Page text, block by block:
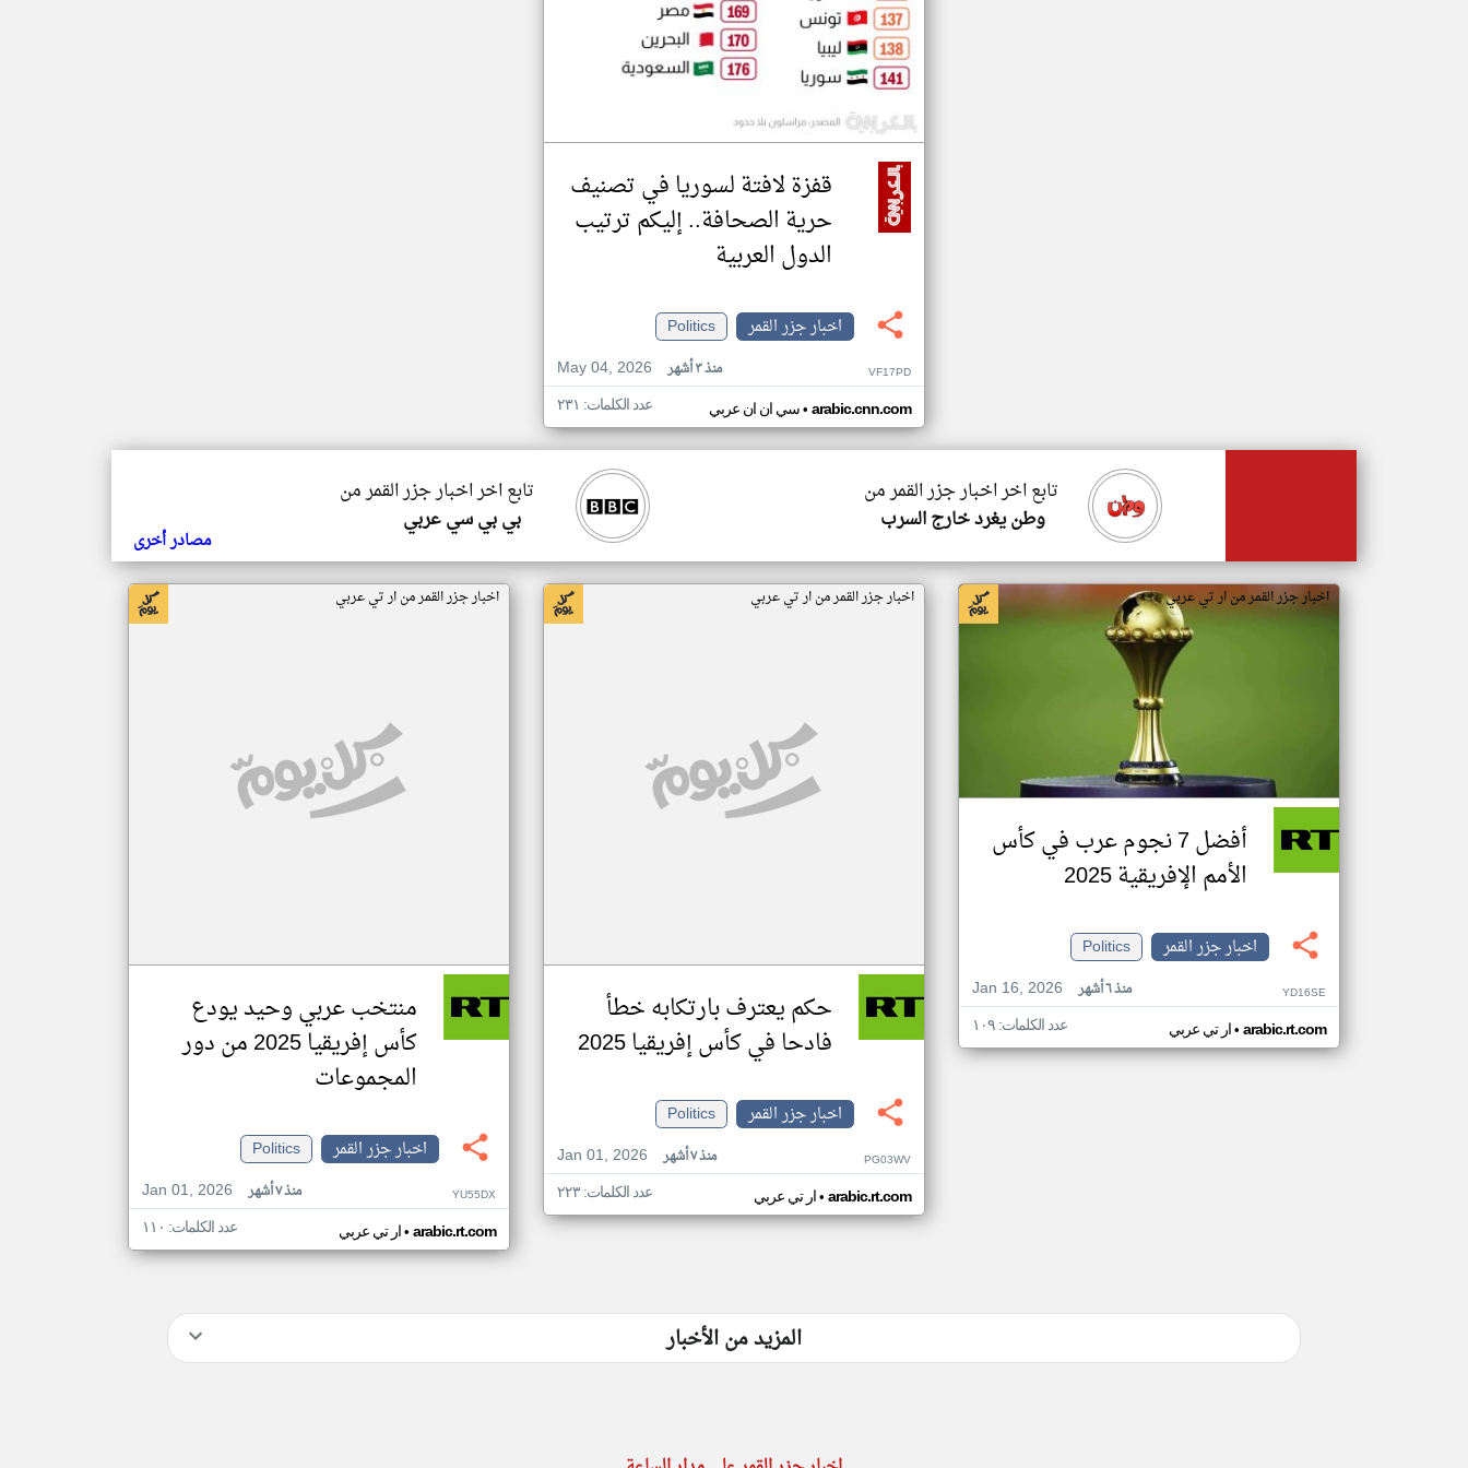
قفزة لافتة لسوريا في تصنيف
حرية الصحافة.. إليكم ترتيب
الدول العربية
اخبار جزر القمر
Politics
May 04, 2026
منذ ٣ أشهر VF17PD
سي ان ان عربي• arabic.cnn.com عدد الكلمات: ٢٣١
تابع اخر اخبار جزر القمر من
بي بي سي عربي
تابع اخر اخبار جزر القمر من
وطن يغرد خارج السرب
مصادر أخرى
اخبار جزر القمر من ار تي عربي
أفضل 7 نجوم عرب في كأس
الأمم الإفريقية 2025
اخبار جزر القمر
Politics
Jan 16, 2026
منذ ٦ أشهر YD16SE
ار تي عربي• arabic.rt.com عدد الكلمات: ١٠٩
اخبار جزر القمر من ار تي عربي
حكم يعترف بارتكابه خطأ
فادحا في كأس إفريقيا 2025
اخبار جزر القمر
Politics
Jan 01, 2026
منذ ٧ أشهر PG03WV
ار تي عربي• arabic.rt.com عدد الكلمات: ٢٢٣
اخبار جزر القمر من ار تي عربي
منتخب عربي وحيد يودع
كأس إفريقيا 2025 من دور
المجموعات
اخبار جزر القمر
Politics
Jan 01, 2026
منذ ٧ أشهر YU55DX
ار تي عربي• arabic.rt.com عدد الكلمات: ١١٠
المزيد من الأخبار